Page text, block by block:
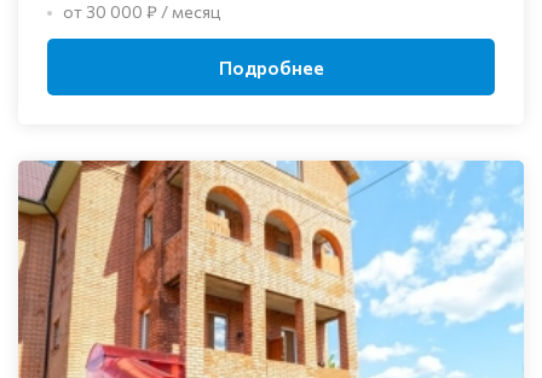
от 30 000 ₽ / месяц
Подробнее